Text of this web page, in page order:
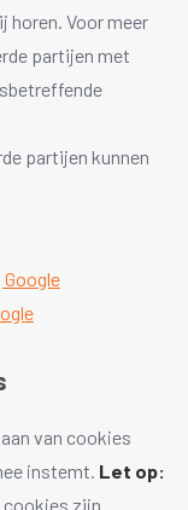
horen. Voor meer
partijen met
partijen kunnen
van cookies
instemt. Let op:
cookies zijn